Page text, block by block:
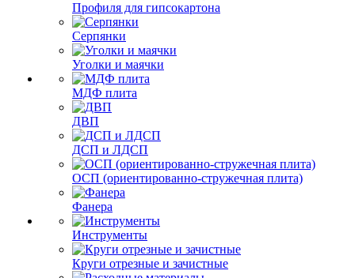
Профиля для гипсокартона
Серпянки
Уголки и маячки
МДФ плита
ДВП
ДСП и ЛДСП
ОСП (ориентированно-стружечная плита)
Фанера
Инструменты
Круги отрезные и зачистные